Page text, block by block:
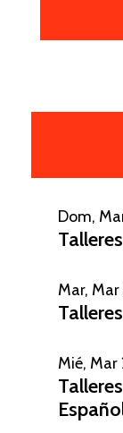
Dom,
Mar, Mar
Mié, Mar